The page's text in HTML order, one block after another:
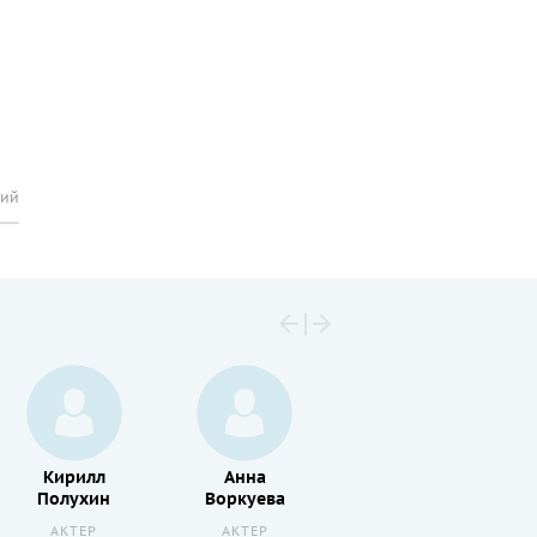
Кирилл
Полухин
АКТЕР
Анна
Воркуева
АКТЕР